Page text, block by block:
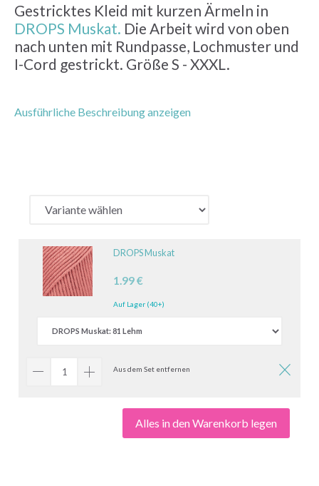
Gestricktes Kleid mit kurzen Ärmeln in
DROPS Muskat. Die Arbeit wird von oben
nach unten mit Rundpasse, Lochmuster und
I-Cord gestrickt. Größe S - XXXL.
Ausführliche Beschreibung anzeigen
DROPS Muskat
1.99 €
Auf Lager (40+)
Aus dem Set entfernen
Alles in den Warenkorb legen